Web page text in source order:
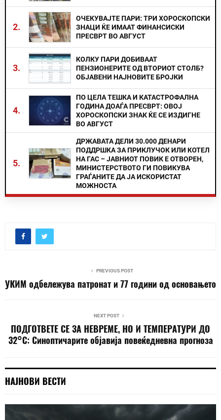
2.
ОЧЕКУВАЈТЕ ПАРИ: ТРИ ХОРОСКОПСКИ
ЗНАЦИ ЌЕ ИМААТ ФИНАНСИСКИ
ПРЕСВРТ ВО АВГУСТ
3.
КОЛКУ ПАРИ ДОБИВААТ
ПЕНЗИОНЕРИТЕ ОД ВТОРИОТ СТОЛБ?
ОБЈАВЕНИ НАЈНОВИТЕ БРОЈКИ
4.
ПО ЦЕЛА ТЕШКА И КАТАСТРОФАЛНА
ГОДИНА ДОАЃА ПРЕСВРТ: ОВОЈ
ХОРОСКОПСКИ ЗНАК ЌЕ СЕ ИЗДИГНЕ
ВО АВГУСТ
5.
ДРЖАВАТА ДЕЛИ 30.000 ДЕНАРИ
ПОДДРШКА ЗА ПРИКЛУЧОК ИЛИ КОТЕЛ
НА ГАС – ЈАВНИОТ ПОВИК Е ОТВОРЕН,
МИНИСТЕРСТВОТО ГИ ПОВИКУВА
ГРАЃАНИТЕ ДА ЈА ИСКОРИСТАТ
МОЖНОСТА
PREVIOUS POST
УКИМ одбележува патронат и 77 години од основањето
NEXT POST
ПОДГОТВЕТЕ СЕ ЗА НЕВРЕМЕ, НО И ТЕМПЕРАТУРИ ДО
32°C: Синоптичарите објавија повеќедневна прогноза
НАЈНОВИ ВЕСТИ